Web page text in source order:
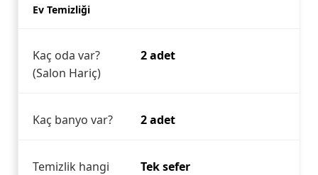
Ev Temizliği
Kaç oda var?
(Salon Hariç)
2 adet
Kaç banyo var? 2 adet
Temizlik hangi
Tek sefer